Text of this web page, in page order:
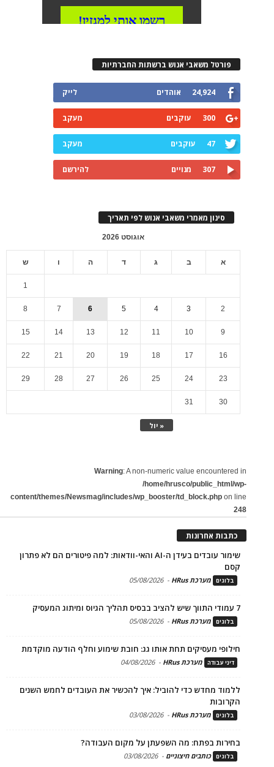
פורטל משאבי אנוש ברשתות החברתיות
24,924 אוהדים לייק
300 עוקבים מעקב
47 עוקבים מעקב
307 מנויים להירשם
סינון מאמרי משאבי אנוש לפי תאריך
אוגוסט 2026
א ב ג ד ה ו ש
« יול
1
2
3
4
5
6
7
8
9
10
11
12
13
14
15
16
17
18
19
20
21
22
23
24
25
26
27
28
29
30
31
Warning: A non-numeric value encountered in
/home/hrusco/public_html/wp-
content/themes/Newsmag/includes/wp_booster/td_block.php on line
248
כתבות אחרונות
שימור עובדים בעידן ה-AI והאי-וודאות: למה פיטורים הם לא פתרון
קסם
בלוגים מערכת HRus -
05/08/2026
7 עמודי התווך שיש להציב בבסיס תהליך הגיוס ומיתוג המעסיק
בלוגים מערכת HRus -
05/08/2026
חילופי מעסיקים תחת אותו גג: חובת שימוע וחלף הודעה מוקדמת
דיני עבודה מערכת HRus -
04/08/2026
ללמוד מחדש כדי להוביל: איך להכשיר את העובדים לחמש השנים
הקרובות
בלוגים מערכת HRus -
03/08/2026
בחירות בפתח: מה השפעתן על מקום העבודה?
בלוגים כותבים חיצוניים -
03/08/2026